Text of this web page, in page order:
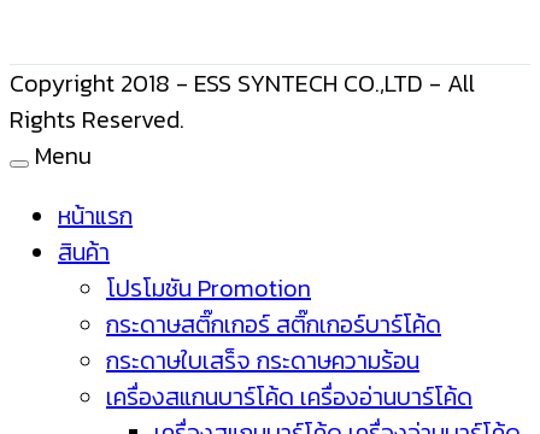
Copyright 2018 - ESS SYNTECH CO.,LTD - All
Rights Reserved.
Menu
หน้าแรก
สินค้า
โปรโมชัน Promotion
กระดาษสติ๊กเกอร์ สติ๊กเกอร์บาร์โค้ด
กระดาษใบเสร็จ กระดาษความร้อน
เครื่องสแกนบาร์โค้ด เครื่องอ่านบาร์โค้ด